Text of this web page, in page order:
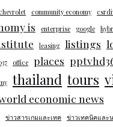
chevrolet community economy
is enterprise google
leasing listings
office places
thailand tours
economic news
ข่าวสารเกมและเทค ข่าวเทคนิคและ